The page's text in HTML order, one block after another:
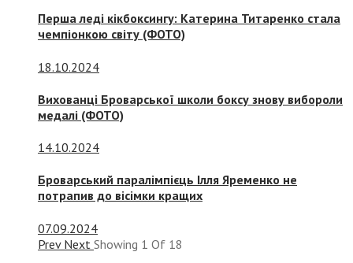
Перша леді кікбоксингу: Катерина Титаренко стала
чемпіонкою світу (ФОТО)
18.10.2024
Вихованці Броварської школи боксу знову вибороли
медалі (ФОТО)
14.10.2024
Броварський паралімпієць Ілля Яременко не
потрапив до вісімки кращих
07.09.2024
Prev Next Showing 1 Of 18